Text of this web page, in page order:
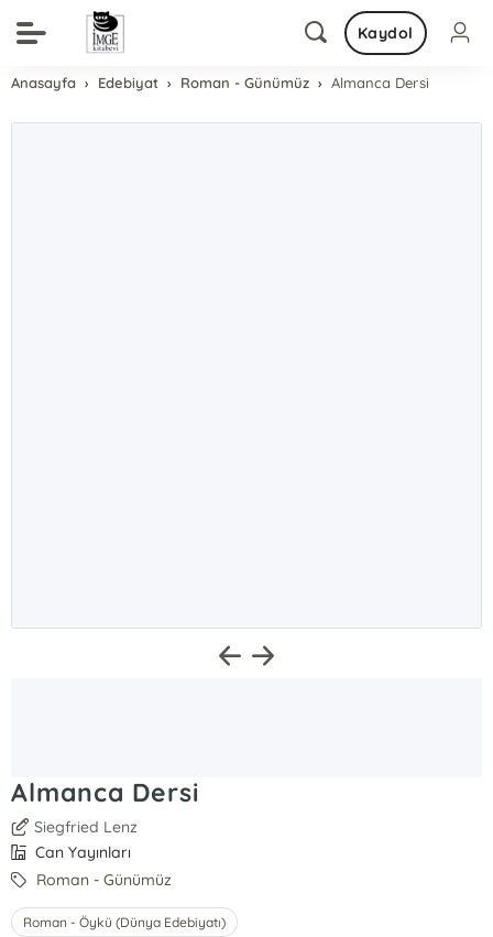
Kaydol
Anasayfa Edebiyat Roman - Günümüz Almanca Dersi
Almanca Dersi
Siegfried Lenz
Can Yayınları
Roman - Günümüz
Roman - Öykü (Dünya Edebiyatı)